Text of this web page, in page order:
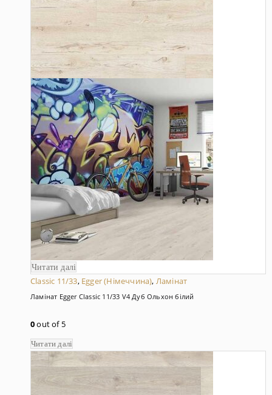
Читати далі
Classic 11/33, Egger (Німеччина), Ламінат
Ламінат Egger Classic 11/33 V4 Дуб Ольхон білий
0out of 5
Читати далі